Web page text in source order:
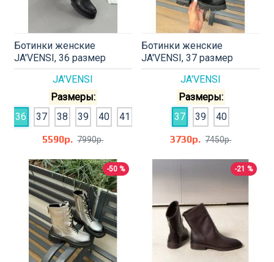
JA'VENSI
Ботинки женские
JA'VENSI, 36 размер
Размеры:
36
37 38 39 40
41
5590р. 7990р.
JA'VENSI
Ботинки женские
JA'VENSI, 37 размер
Размеры:
37
39
40
3730р. 7450р.
-50 % -21 %